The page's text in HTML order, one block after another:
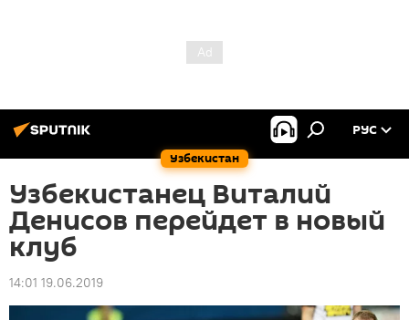
Узбекистан
РУС
Узбекистанец Виталий
Денисов перейдет в новый
клуб
14:01 19.06.2019